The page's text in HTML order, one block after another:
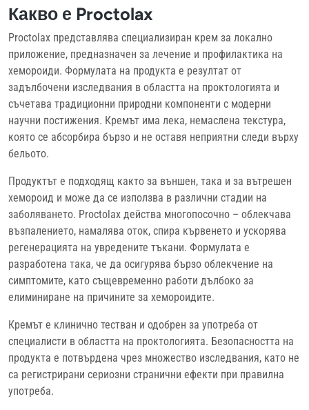
Какво е Proctolax
Proctolax представлява специализиран крем за локално
приложение, предназначен за лечение и профилактика на
хемороиди. Формулата на продукта е резултат от
задълбочени изследвания в областта на проктологията и
съчетава традиционни природни компоненти с модерни
научни постижения. Кремът има лека, немаслена текстура,
която се абсорбира бързо и не оставя неприятни следи върху
бельото.
Продуктът е подходящ както за външен, така и за вътрешен
хемороид и може да се използва в различни стадии на
заболяването. Proctolax действа многопосочно – облекчава
възпалението, намалява оток, спира кървенето и ускорява
регенерацията на увредените тъкани. Формулата е
разработена така, че да осигурява бързо облекчение на
симптомите, като същевременно работи дълбоко за
елиминиране на причините за хемороидите.
Кремът е клинично тестван и одобрен за употреба от
специалисти в областта на проктологията. Безопасността на
продукта е потвърдена чрез множество изследвания, като не
са регистрирани сериозни странични ефекти при правилна
употреба.